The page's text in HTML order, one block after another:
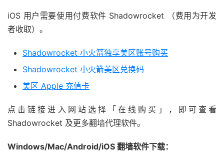
iOS 用户需要使用付费软件 Shadowrocket （费用为开发
者收取）。
Shadowrocket 小火箭独享美区账号购买
Shadowrocket 小火箭美区兑换码
美区 Apple 充值卡
点击链接进入网站选择「在线购买」，即可查看
Shadowrocket 及更多翻墙代理软件。
Windows/Mac/Android/iOS 翻墙软件下载：